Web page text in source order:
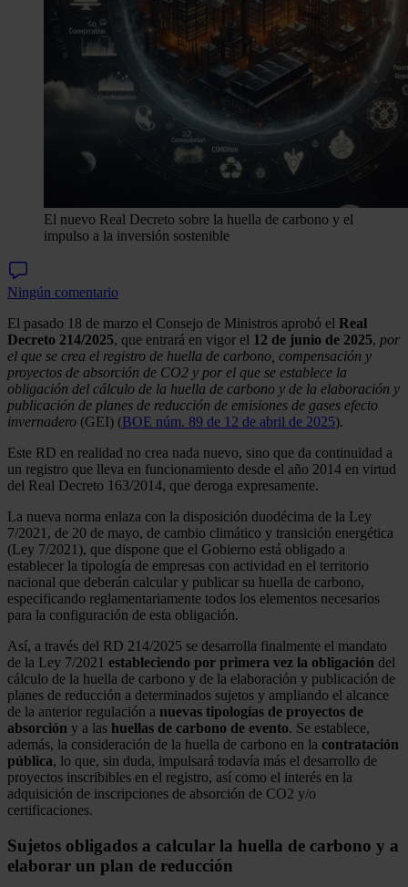
El nuevo Real Decreto sobre la huella de carbono y el
impulso a la inversión sostenible
Ningún comentario
El pasado 18 de marzo el Consejo de Ministros aprobó el Real
Decreto 214/2025, que entrará en vigor el 12 de junio de 2025, por
el que se crea el registro de huella de carbono, compensación y
proyectos de absorción de CO2 y por el que se establece la
obligación del cálculo de la huella de carbono y de la elaboración y
publicación de planes de reducción de emisiones de gases efecto
invernadero (GEI) (BOE núm. 89 de 12 de abril de 2025).
Este RD en realidad no crea nada nuevo, sino que da continuidad a
un registro que lleva en funcionamiento desde el año 2014 en virtud
del Real Decreto 163/2014, que deroga expresamente.
La nueva norma enlaza con la disposición duodécima de la Ley
7/2021, de 20 de mayo, de cambio climático y transición energética
(Ley 7/2021), que dispone que el Gobierno está obligado a
establecer la tipología de empresas con actividad en el territorio
nacional que deberán calcular y publicar su huella de carbono,
especificando reglamentariamente todos los elementos necesarios
para la configuración de esta obligación.
Así, a través del RD 214/2025 se desarrolla finalmente el mandato
de la Ley 7/2021 estableciendo por primera vez la obligación del
cálculo de la huella de carbono y de la elaboración y publicación de
planes de reducción a determinados sujetos y ampliando el alcance
de la anterior regulación a nuevas tipologías de proyectos de
absorción y a las huellas de carbono de evento. Se establece,
además, la consideración de la huella de carbono en la contratación
pública, lo que, sin duda, impulsará todavía más el desarrollo de
proyectos inscribibles en el registro, así como el interés en la
adquisición de inscripciones de absorción de CO2 y/o
certificaciones.
Sujetos obligados a calcular la huella de carbono y a
elaborar un plan de reducción